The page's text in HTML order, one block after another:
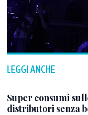
LEGGI ANCHE
Super consumi
distributori senza